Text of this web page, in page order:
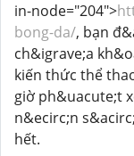
in-node="204">
bong-da/, bạn
ch&igrave;a
kiến thức thể
giờ ph&uacute;t
n&ecirc;n
hết.